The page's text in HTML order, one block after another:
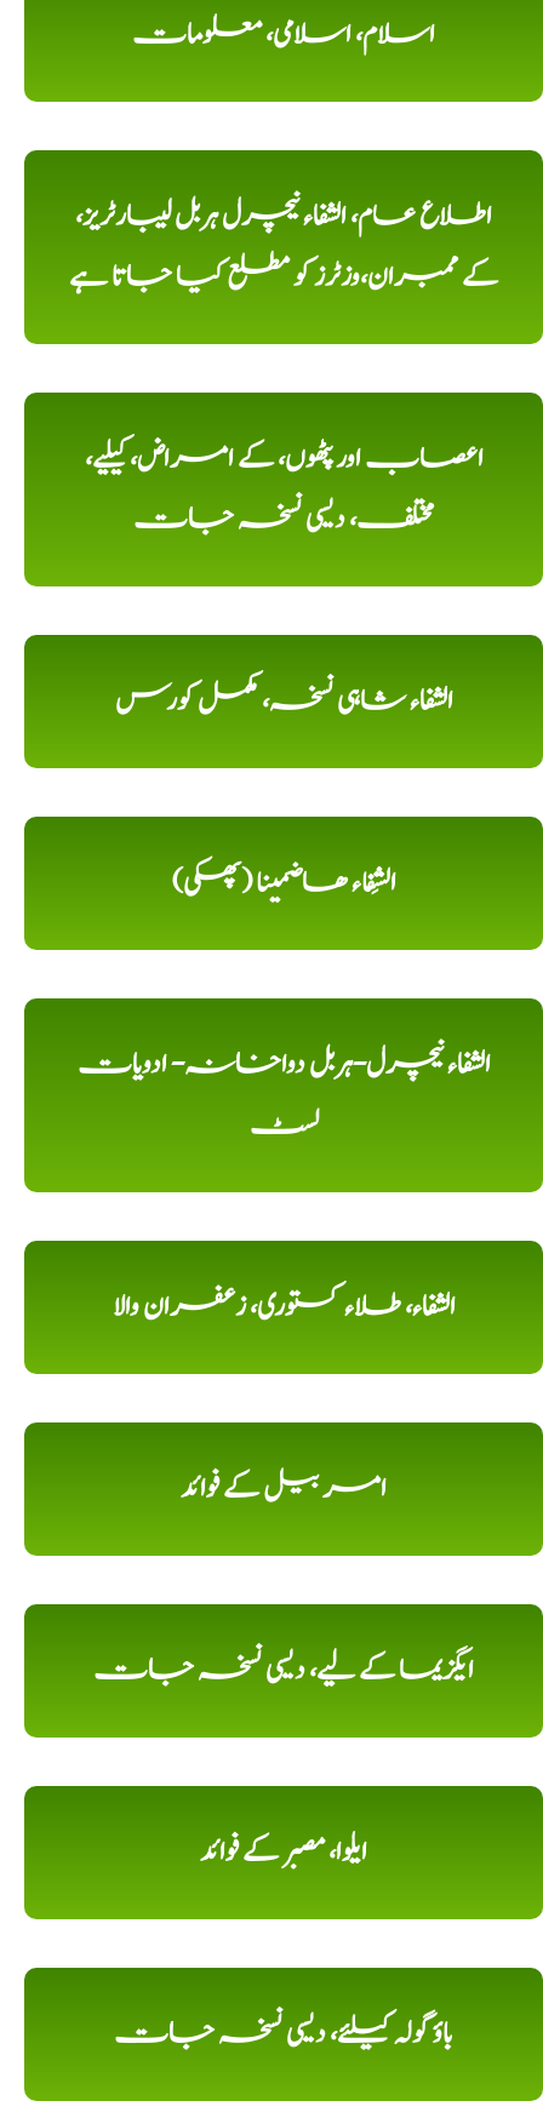
اسلام، اسلامی، معلومات
اطلاع عام، الشفاء نیچرل ہربل لیبارٹریز،
کے ممبران،وزٹرز کو مطلع کیا جاتا ہے
اعصاب اور پٹھوں، کے امراض، کیلیے،
مختلف، دیسی نسخہ جات
الشفاء شاہی نسخہ، مکمل کورس
الشِفاء ھاضمینا (پھکی)
الشفاء نیچرل-ہربل دواخانہ- ادویات
لسٹ
الشفاء، طلاء کستوری، زعفران والا
امر بیل کے فوائد
ایگزیما کے لیے، دیسی نسخہ جات
ایلوا، مصبر کے فوائد
باؤ گولہ کیلئے، دیسی نسخہ جات